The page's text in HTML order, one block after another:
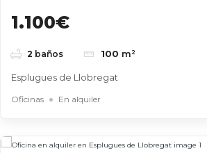
1.100€
2 baños 100 m²
Esplugues de Llobregat
Oficinas En alquiler